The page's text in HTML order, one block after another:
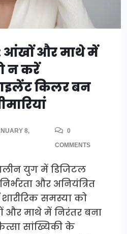
आंखों और माथे में
न करें
किलर बन
8,
0
COMMENTS
युग में डिजिटल
और अनियंत्रित
समस्या को
माथे में निरंतर बना
सांख्यिकी के